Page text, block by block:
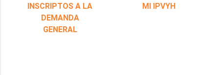
INSCRIPTOS A LA
DEMANDA
GENERAL
MI IPVYH